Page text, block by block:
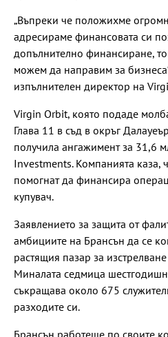
„Въпреки че положихме
адресираме финансовата си
допълнително финансиране,
можем да направим за
изпълнителен директор на
Virgin Orbit, която подаде
Глава 11 в съд в окръг
получила ангажимент за 31,6
Investments. Компанията каза,
помогнат да финансира
купувач.
Заявлението за защита от
амбициите на Брансън да се
растящия пазар за
Миналата седмица
съкращава около 675
разходите си.
Брансън работеше по своите